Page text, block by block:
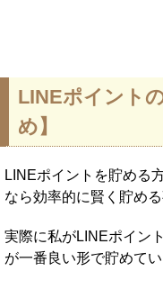
LINEポイント
め】
LINEポイントを貯める
なら効率的に賢く貯め
実際に私がLINEポイン
が一番良い形で貯めて